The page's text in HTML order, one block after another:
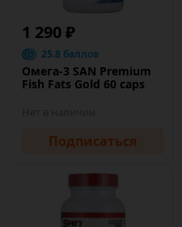
1 290 ₽
25.8 баллов
Омега-3 SAN Premium
Fish Fats Gold 60 caps
Подписаться